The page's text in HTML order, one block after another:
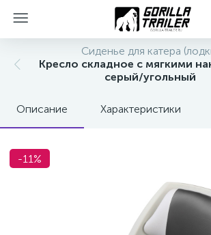
Сиденье для катера
Кресло складное с мягкими
серый/угольный
Описание Характеристики
-11%